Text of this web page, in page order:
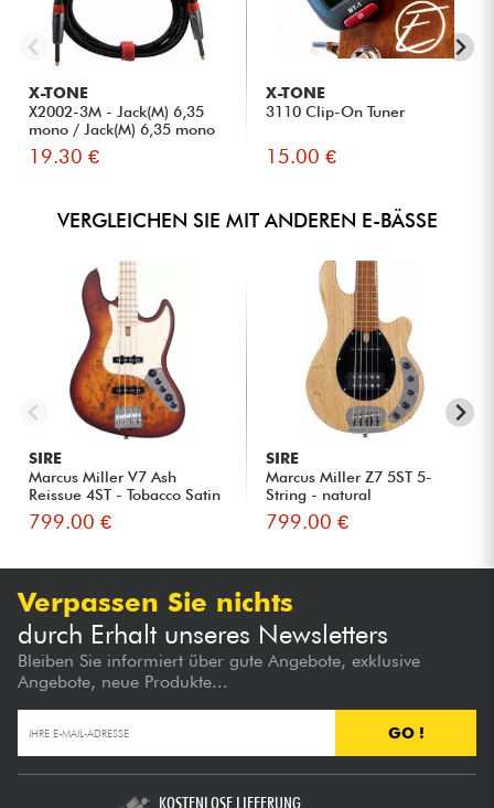
X-TONE
X2002-3M - Jack(M) 6,35
mono / Jack(M) 6,35 mono
S...
19.30 €
X-TONE
3110 Clip-On Tuner
15.00 €
VERGLEICHEN SIE MIT ANDEREN E-BÄSSE
SIRE
Marcus Miller V7 Ash
Reissue 4ST - Tobacco Satin
799.00 €
SIRE
Marcus Miller Z7 5ST 5-
String - natural
799.00 €
Verpassen Sie nichts
durch Erhalt unseres Newsletters
Bleiben Sie informiert über gute Angebote, exklusive
Angebote, neue Produkte...
GO !
KOSTENLOSE LIEFERUNG